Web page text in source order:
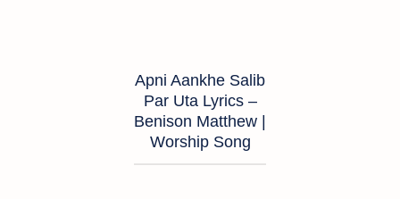
Apni Aankhe Salib
Par Uta Lyrics –
Benison Matthew |
Worship Song